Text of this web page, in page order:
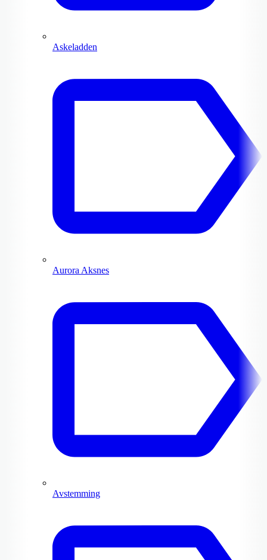
Askeladden
Aurora Aksnes
Avstemming